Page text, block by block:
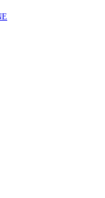
com enfarte
Lp(a), revela estudo
do pulmão são
investimento
saúde”
linha no cancro da
em doentes não